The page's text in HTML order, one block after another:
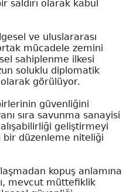
saldırı olarak kabul
ve uluslararası
mücadele zemini
sahiplenme ilkesi
soluklu diplomatik
olarak görülüyor.
güvenliğini
sıra savunma sanayisi
geliştirmeyi
bir düzenleme niteliği
kopuş anlamına
mevcut müttefiklik